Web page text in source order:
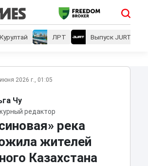
ЛРТ Выпуск JURT
2026 г., 01:05
Чу
редактор
река
жителей
Казахстана